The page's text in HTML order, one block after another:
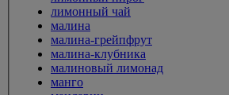
лимонный чай
малина
малина-грейпфрут
малина-клубника
малиновый лимонад
манго